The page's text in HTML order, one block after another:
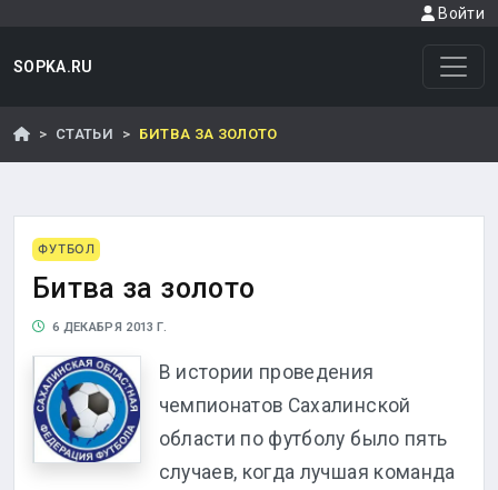
Войти
SOPKA.RU
СТАТЬИ БИТВА ЗА ЗОЛОТО
ФУТБОЛ
Битва за золото
6 ДЕКАБРЯ 2013 Г.
В истории проведения
чемпионатов Сахалинской
области по футболу было пять
случаев, когда лучшая команда